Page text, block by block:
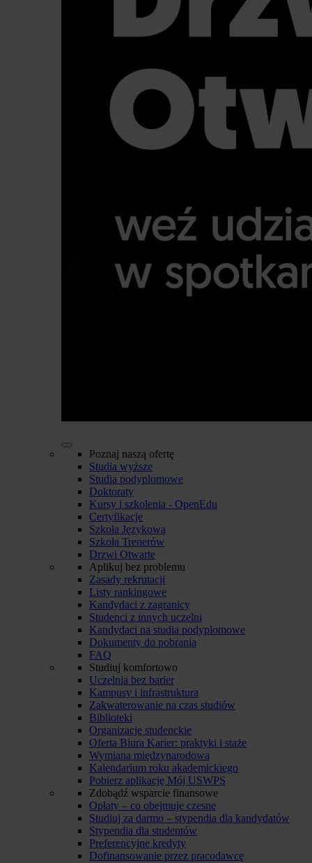
Poznaj naszą ofertę
Studia wyższe
Studia podyplomowe
Doktoraty
Kursy i szkolenia - OpenEdu
Certyfikacje
Szkoła Językowa
Szkoła Trenerów
Drzwi Otwarte
Aplikuj bez problemu
Zasady rekrutacji
Listy rankingowe
Kandydaci z zagranicy
Studenci z innych uczelni
Kandydaci na studia podyplomowe
Dokumenty do pobrania
FAQ
Studiuj komfortowo
Uczelnia bez barier
Kampusy i infrastruktura
Zakwaterowanie na czas studiów
Biblioteki
Organizacje studenckie
Oferta Biura Karier: praktyki i staże
Wymiana międzynarodowa
Kalendarium roku akademickiego
Pobierz aplikację Mój USWPS
Zdobądź wsparcie finansowe
Opłaty – co obejmuje czesne
Studiuj za darmo – stypendia dla kandydatów
Stypendia dla studentów
Preferencyjne kredyty
Dofinansowanie przez pracodawcę